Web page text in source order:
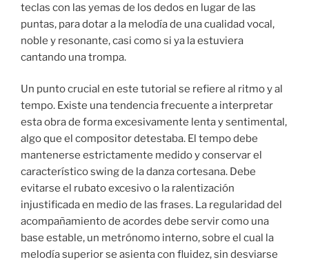
teclas con las yemas de los dedos en lugar de las
puntas, para dotar a la melodía de una cualidad vocal,
noble y resonante, casi como si ya la estuviera
cantando una trompa.
Un punto crucial en este tutorial se refiere al ritmo y al
tempo. Existe una tendencia frecuente a interpretar
esta obra de forma excesivamente lenta y sentimental,
algo que el compositor detestaba. El tempo debe
mantenerse estrictamente medido y conservar el
característico swing de la danza cortesana. Debe
evitarse el rubato excesivo o la ralentización
injustificada en medio de las frases. La regularidad del
acompañamiento de acordes debe servir como una
base estable, un metrónomo interno, sobre el cual la
melodía superior se asienta con fluidez, sin desviarse